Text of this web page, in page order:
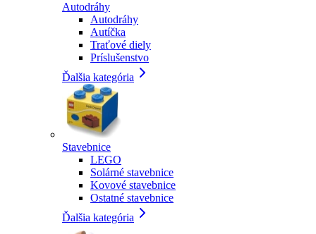
Autodráhy
Autodráhy
Autíčka
Traťové diely
Príslušenstvo
Ďalšia kategória
Stavebnice
LEGO
Solárné stavebnice
Kovové stavebnice
Ostatné stavebnice
Ďalšia kategória